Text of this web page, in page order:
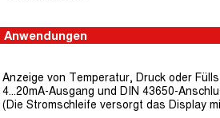
Anwendungen
Anzeige von Temperatur, Druck oder
4...20mA-Ausgang und DIN 43650-
(Die Stromschleife versorgt das Display